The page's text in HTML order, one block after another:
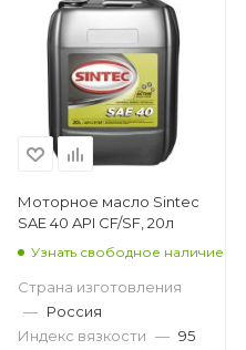
Моторное масло Sintec
SAE 40 API CF/SF, 20л
Узнать свободное наличие
Страна изготовления
— Россия
Индекс вязкости — 95